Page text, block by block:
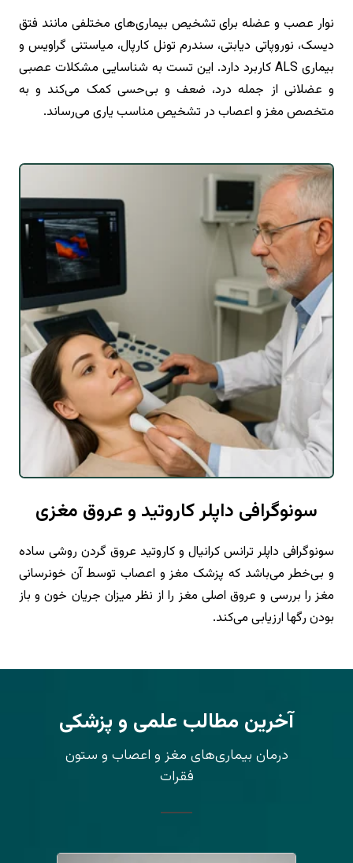
نوار عصب و عضله برای تشخیص بیماری‌های مختلفی مانند فتق
دیسک، نوروپاتی دیابتی، سندرم تونل کارپال، میاستنی گراویس و
بیماری ALS کاربرد دارد. این تست به شناسایی مشکلات عصبی
و عضلانی از جمله درد، ضعف و بی‌حسی کمک می‌کند و به
متخصص مغز و اعصاب در تشخیص مناسب یاری می‌رساند.
سونوگرافی داپلر کاروتید و عروق مغزی
سونوگرافی داپلر ترانس کرانیال و کاروتید عروق گردن روشی ساده
و بی‌خطر می‌باشد که پزشک مغز و اعصاب توسط آن خونرسانی
مغز را بررسی و عروق اصلی مغز را از نظر میزان جریان خون و باز
بودن رگها ارزیابی می‌کند.
آخرین مطالب علمی و پزشکی
درمان بیماری‌های مغز و اعصاب و ستون
فقرات